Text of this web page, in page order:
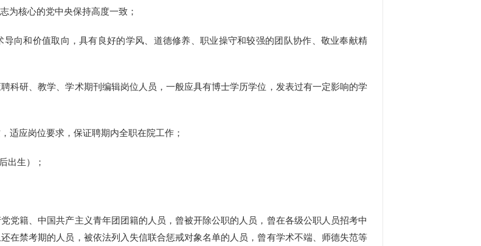
为核心的党中央保持高度一致；
和价值取向，具有良好的学风、道德修养、职业操守和较强的团队协作、敬业奉献精
研、教学、学术期刊编辑岗位人员，一般应具有博士学历学位，发表过有一定影响的学
应岗位要求，保证聘期内全职在院工作；
出生）；
籍、中国共产主义青年团团籍的人员，曾被开除公职的人员，曾在各级公职人员招考中
在禁考期的人员，被依法列入失信联合惩戒对象名单的人员，曾有学术不端、师德失范等